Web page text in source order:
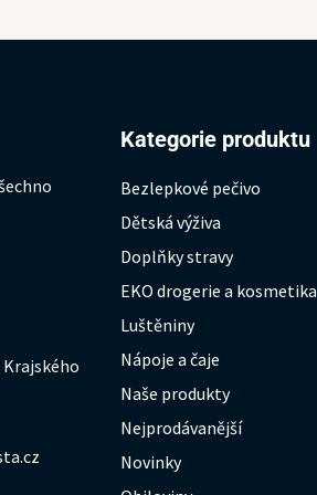
Krajského
Kategorie produktu
Bezlepkové pečivo
Dětská výživa
Doplňky stravy
EKO drogerie a kosmetika
Luštěniny
Nápoje a čaje
Naše produkty
Nejprodávanější
Novinky